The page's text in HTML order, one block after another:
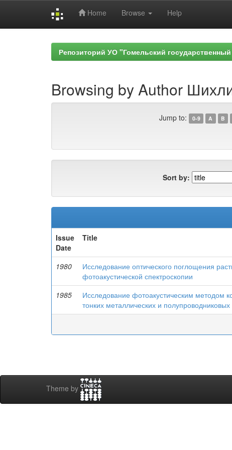
Home Browse Help
Репозиторий УО "Гомельский
Browsing by Author
Jump to: 0-9 A B
Sort by:
Issue
Date
Title
1980
Исследование оптического поглощения
фотоакустической спектроскопии
1985
Исследование фотоакустическим методом
тонких металлических и
Theme by